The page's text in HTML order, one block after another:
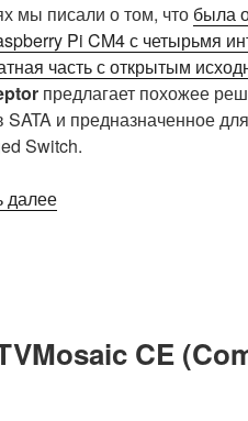
мы писали о том, что была
Pi CM4 с четырьмя
часть с открытым
предлагает похожее
SATA и предназначенное
Switch.
далее«Несущая
поставляется
CE